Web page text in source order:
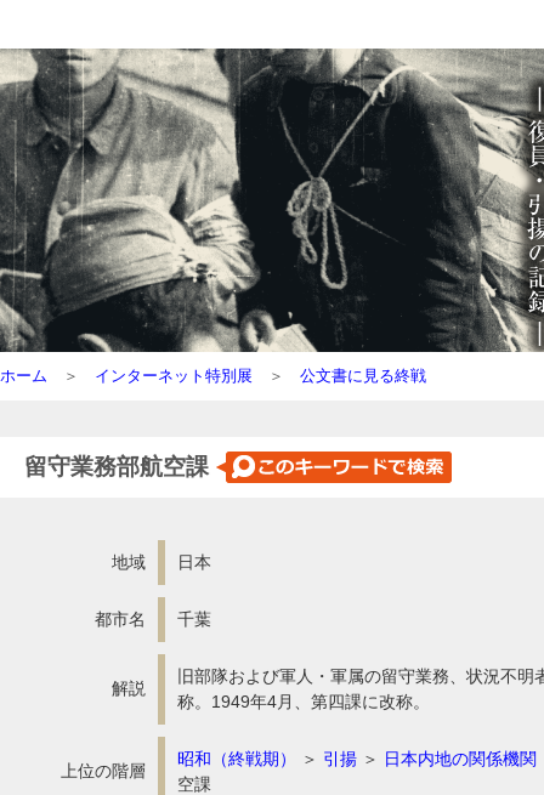
ホーム ＞ インターネット特別展 ＞ 公文書に見る終戦
留守業務部航空課
地域 日本
都市名 千葉
解説
旧部隊および軍人・軍属の留守業務、状況不
称。1949年4月、第四課に改称。
上位の階層
昭和（終戦期） ＞ 引揚 ＞ 日本内地の関係機関
空課